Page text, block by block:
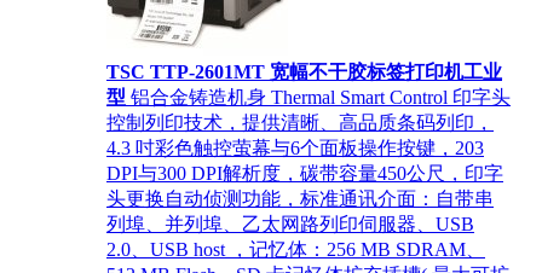
TSC TTP-2601MT 宽幅不干胶标签打印机工业
型 铝合金铸造机身 Thermal Smart Control 印字头
控制列印技术，提供清晰、高品质条码列印，
4.3 吋彩色触控萤幕与6个面板操作按键，203
DPI与300 DPI解析度，碳带容量450公尺，印字
头更换自动侦测功能，标准通讯介面：自带串
列埠、并列埠、乙太网路列印伺服器、USB
2.0、USB host ，记忆体：256 MB SDRAM、